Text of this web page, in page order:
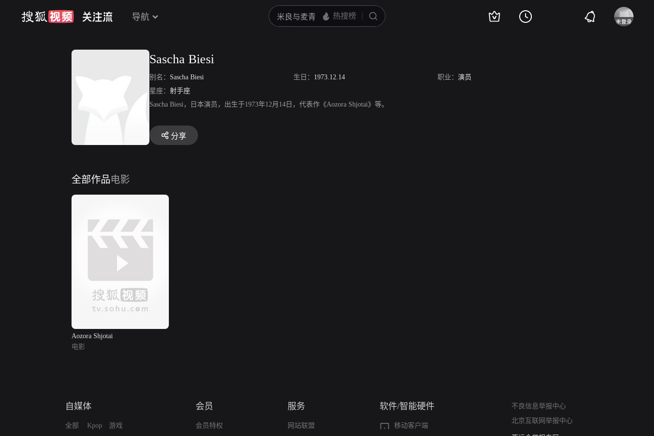
导航
Sascha Biesi
别名： Sascha Biesi 生日： 1973.12.14 职业： 演员
星座： 射手座
Sascha Biesi，日本演员，出生于1973年12月14日，代表作《Aozora Shjotai》等。
分享
全部作品电影
Aozora Shjotai
电影
自媒体
全部 Kpop 游戏
会员
会员特权
服务
网站联盟
软件/智能硬件
移动客户端
不良信息举报中心
北京互联网举报中心
算法推荐专项举报